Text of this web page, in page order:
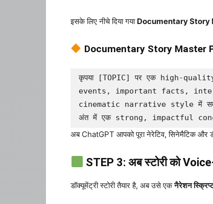
इसके लिए नीचे दिया गया Documentary Story
Documentary Story Master
कृपया [TOPIC] पर एक high-
events, important facts,
cinematic narrative style में
अंत में एक strong, impactful
अब ChatGPT आपको पूरा नेरेटिव, सिनेमैटिक और
STEP 3: अब स्टोरी को
डॉक्यूमेंट्री स्टोरी तैयार है, अब उसे एकनैरेशन